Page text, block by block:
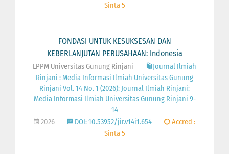
Sinta 5
FONDASI UNTUK KESUKSESAN DAN
KEBERLANJUTAN PERUSAHAAN: Indonesia
LPPM Universitas Gunung Rinjani
Journal Ilmiah
Rinjani : Media Informasi Ilmiah Universitas Gunung
Rinjani Vol. 14 No. 1 (2026): Journal Ilmiah Rinjani:
Media Informasi Ilmiah Universitas Gunung Rinjani 9-
14
2026
DOI: 10.53952/jir.v14i1.654
Accred :
Sinta 5